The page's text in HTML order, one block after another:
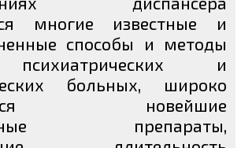
многие известные и
способы и методы
и
больных, широко
новейшие
препараты,